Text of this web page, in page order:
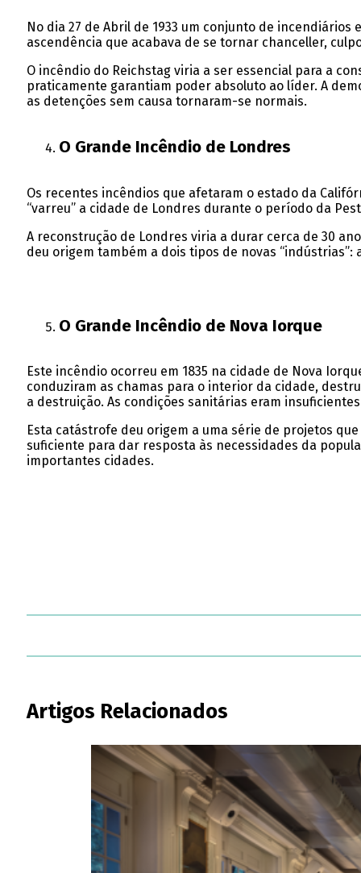
No dia 27 de Abril de 1933 um conjunto de
ascendência que acabava de se tornar chanceller,
O incêndio do Reichstag viria a ser essencial para a
praticamente garantiam poder absoluto ao líder. A
as detenções sem causa tornaram-se normais.
O Grande Incêndio de Londres
Os recentes incêndios que afetaram o estado da
“varreu” a cidade de Londres durante o período da
A reconstrução de Londres viria a durar cerca de 30
deu origem também a dois tipos de novas
O Grande Incêndio de Nova Iorque
Este incêndio ocorreu em 1835 na cidade de Nova
conduziram as chamas para o interior da cidade,
a destruição. As condições sanitárias eram
Esta catástrofe deu origem a uma série de projetos
suficiente para dar resposta às necessidades da
importantes cidades.
Artigos Relacionados